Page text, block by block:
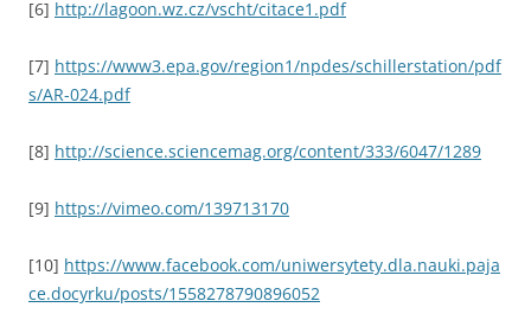
[6] http://lagoon.wz.cz/vscht/citace1.pdf
[7] https://www3.epa.gov/region1/npdes/schillerstation/pdf
s/AR-024.pdf
[8] http://science.sciencemag.org/content/333/6047/1289
[9] https://vimeo.com/139713170
[10] https://www.facebook.com/uniwersytety.dla.nauki.paja
ce.docyrku/posts/1558278790896052